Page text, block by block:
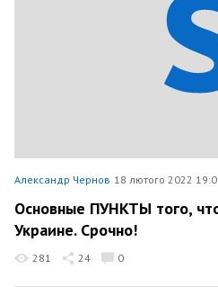
Александр Чернов 18 лютого 2022
Основные ПУНКТЫ того,
Украине. Срочно!
281 24 0